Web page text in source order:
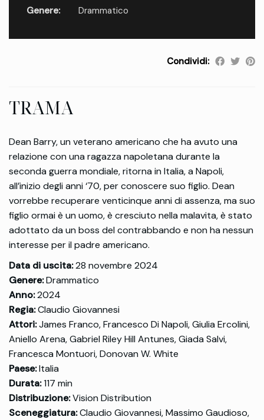
Genere:
Drammatico
Condividi:
TRAMA
Dean Barry, un veterano americano che ha avuto una
relazione con una ragazza napoletana durante la
seconda guerra mondiale, ritorna in Italia, a Napoli,
all’inizio degli anni ‘70, per conoscere suo figlio. Dean
vorrebbe recuperare venticinque anni di assenza, ma suo
figlio ormai è un uomo, è cresciuto nella malavita, è stato
adottato da un boss del contrabbando e non ha nessun
interesse per il padre americano.
Data di uscita:28 novembre 2024
Genere:Drammatico
Anno:2024
Regia:Claudio Giovannesi
Attori:James Franco, Francesco Di Napoli, Giulia Ercolini,
Aniello Arena, Gabriel Riley Hill Antunes, Giada Salvi,
Francesca Montuori, Donovan W. White
Paese:Italia
Durata:117 min
Distribuzione:Vision Distribution
Sceneggiatura:Claudio Giovannesi, Massimo Gaudioso,